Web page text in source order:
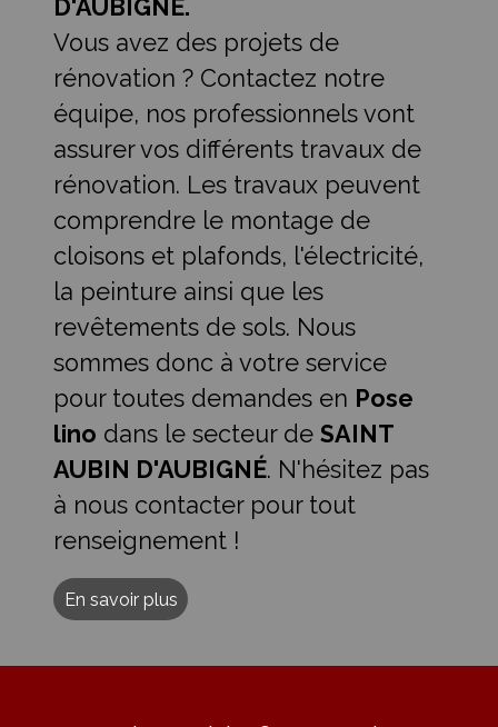
D'AUBIGNÉ.
Vous avez des projets de
rénovation ? Contactez notre
équipe, nos professionnels vont
assurer vos différents travaux de
rénovation. Les travaux peuvent
comprendre le montage de
cloisons et plafonds, l'électricité,
la peinture ainsi que les
revêtements de sols. Nous
sommes donc à votre service
pour toutes demandes en Pose
lino dans le secteur de SAINT
AUBIN D'AUBIGNÉ. N'hésitez pas
à nous contacter pour tout
renseignement !
En savoir plus